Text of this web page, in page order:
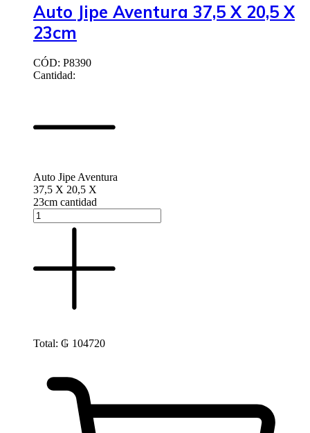
Auto Jipe Aventura 37,5 X 20,5 X
23cm
CÓD: P8390
Cantidad:
Auto Jipe Aventura
37,5 X 20,5 X
23cm cantidad
Total: ₲ 104720